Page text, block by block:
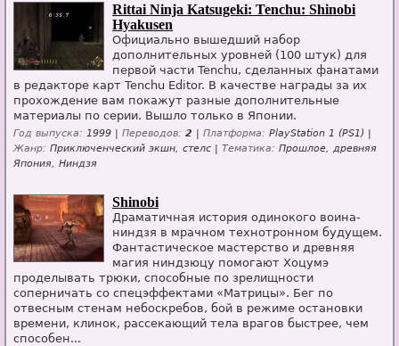
Rittai Ninja Katsugeki: Tenchu: Shinobi
Hyakusen
Официально вышедший набор
дополнительных уровней (100 штук) для
первой части Tenchu, сделанных фанатами
в редакторе карт Tenchu Editor. В качестве награды за их
прохождение вам покажут разные дополнительные
материалы по серии. Вышло только в Японии.
Год выпуска: 1999 | Переводов: 2 | Платформа: PlayStation 1 (PS1) |
Жанр: Приключенческий экшн, стелс | Тематика: Прошлое, древняя
Япония, Ниндзя
Shinobi
Драматичная история одинокого воина-
ниндзя в мрачном технотронном будущем.
Фантастическое мастерство и древняя
магия ниндзюцу помогают Хоцумэ
проделывать трюки, способные по зрелищности
соперничать со спецэффектами «Матрицы». Бег по
отвесным стенам небоскребов, бой в режиме остановки
времени, клинок, рассекающий тела врагов быстрее, чем
способен...